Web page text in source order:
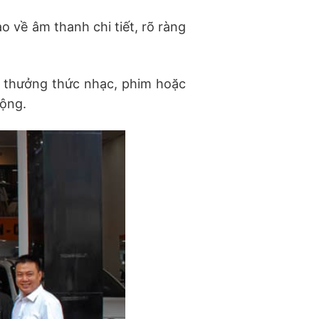
về âm thanh chi tiết, rõ ràng
thức nhạc, phim hoặc